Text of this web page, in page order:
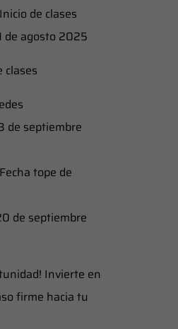
de clases
de agosto 2025
clases
de septiembre
tope de
de septiembre
Invierte en
firme hacia tu